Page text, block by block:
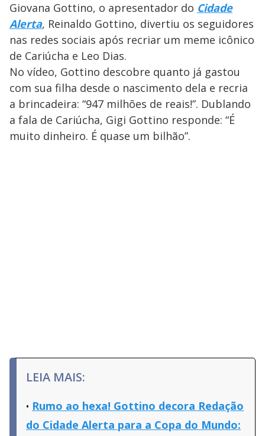
Giovana Gottino, o apresentador do Cidade
Alerta, Reinaldo Gottino, divertiu os seguidores
nas redes sociais após recriar um meme icônico
de Cariúcha e Leo Dias.
No vídeo, Gottino descobre quanto já gastou
com sua filha desde o nascimento dela e recria
a brincadeira: “947 milhões de reais!”. Dublando
a fala de Cariúcha, Gigi Gottino responde: “É
muito dinheiro. É quase um bilhão”.
LEIA MAIS:
Rumo ao hexa! Gottino decora Redação
do Cidade Alerta para a Copa do Mundo: